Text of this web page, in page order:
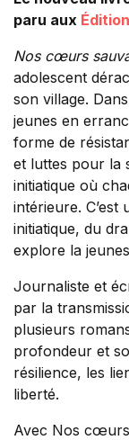
paru aux
Nos cœurs
adolescent
son village.
jeunes en
forme de
et luttes pour la
initiatique où
intérieure.
initiatique, du
explore la
Journaliste et
par la
plusieurs
profondeur et
résilience, les
liberté.
Avec Nos